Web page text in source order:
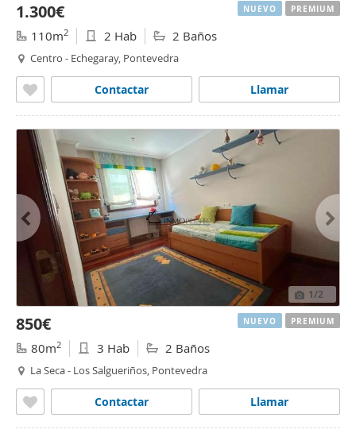
1.300€
110m2 2 Hab 2 Baños
Centro - Echegaray, Pontevedra
Llamar
Contactar
NUEVO PREMIUM
1/2
850€
80m2 3 Hab 2 Baños
La Seca - Los Salgueriños, Pontevedra
Llamar
Contactar
NUEVO PREMIUM